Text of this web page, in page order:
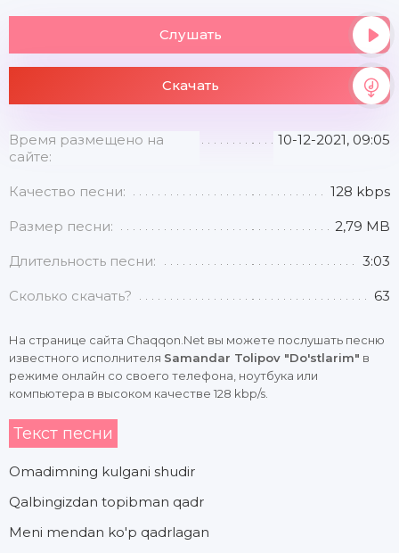
Слушать
Скачать
Время размещено на
сайте:
10-12-2021, 09:05
Качество песни: 128 kbps
Размер песни: 2,79 MB
Длительность песни: 3:03
Сколько скачать? 63
На странице сайта Chaqqon.Net вы можете послушать песню
известного исполнителя Samandar Tolipov "Do'stlarim" в
режиме онлайн со своего телефона, ноутбука или
компьютера в высоком качестве 128 kbp/s.
Текст песни
Omadimning kulgani shudir
Qalbingizdan topibman qadr
Meni mendan ko'p qadrlagan